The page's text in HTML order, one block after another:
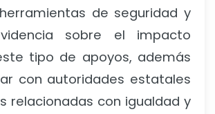
de seguridad y
sobre el impacto
tipo de apoyos, además
con autoridades estatales
relacionadas con igualdad y